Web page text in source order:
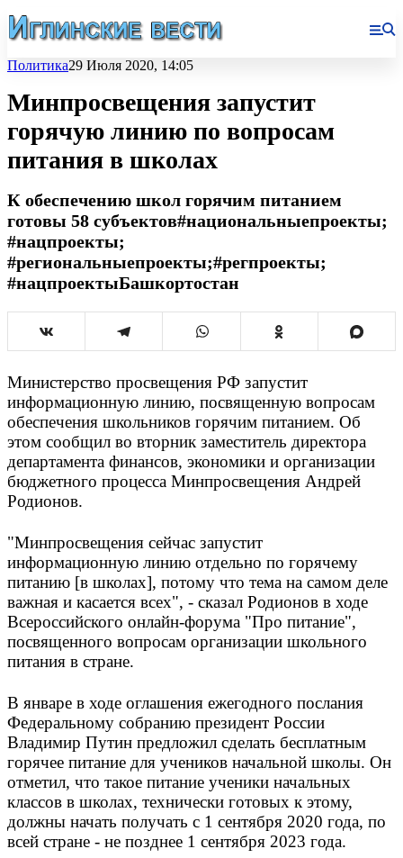
Политика29 Июля 2020, 14:05
Минпросвещения запустит
горячую линию по вопросам
питания в школах
К обеспечению школ горячим питанием
готовы 58 субъектов#национальныепроекты;
#нацпроекты;
#региональныепроекты;#регпроекты;
#нацпроектыБашкортостан
Министерство просвещения РФ запустит
информационную линию, посвященную вопросам
обеспечения школьников горячим питанием. Об
этом сообщил во вторник заместитель директора
департамента финансов, экономики и организации
бюджетного процесса Минпросвещения Андрей
Родионов.
"Минпросвещения сейчас запустит
информационную линию отдельно по горячему
питанию [в школах], потому что тема на самом деле
важная и касается всех", - сказал Родионов в ходе
Всероссийского онлайн-форума "Про питание",
посвященного вопросам организации школьного
питания в стране.
В январе в ходе оглашения ежегодного послания
Федеральному собранию президент России
Владимир Путин предложил сделать бесплатным
горячее питание для учеников начальной школы. Он
отметил, что такое питание ученики начальных
классов в школах, технически готовых к этому,
должны начать получать с 1 сентября 2020 года, по
всей стране - не позднее 1 сентября 2023 года.